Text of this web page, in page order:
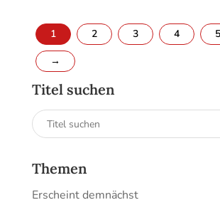
1 2 3 4 5
→
Titel suchen
Suchen
nach:
Themen
Erscheint demnächst